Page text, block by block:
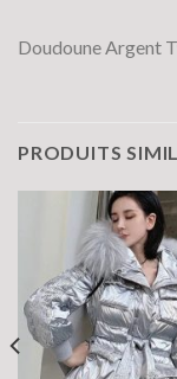
Doudoune Argent
PRODUITS